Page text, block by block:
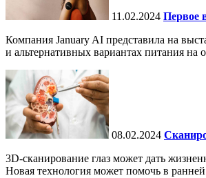
11.02.2024 Первое
Компания January AI представила на
и альтернативных вариантах питания на
08.02.2024
3D-сканирование глаз может дать
Новая технология может помочь в